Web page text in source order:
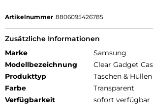
Artikelnummer 8806095426785
Zusätzliche Informationen
Marke
Samsung
Modellbezeichnung
Clear Gadget
Produkttyp
Taschen & Hüllen
Farbe
Transparent
Verfügbarkeit
sofort verfügbar